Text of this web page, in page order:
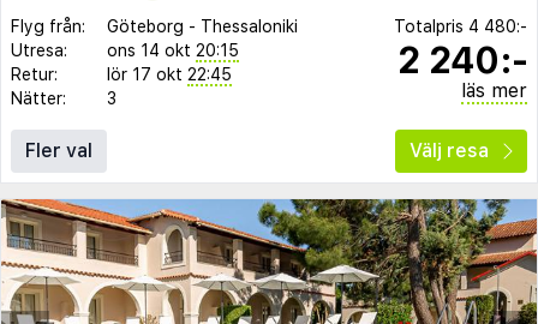
Flyg från: Göteborg - Thessaloniki
Utresa:
ons 14 okt 20:15
Retur:
lör 17 okt 22:45
Nätter:
3
Totalpris 4 480:-
2 240:-
läs mer
Fler val Välj resa